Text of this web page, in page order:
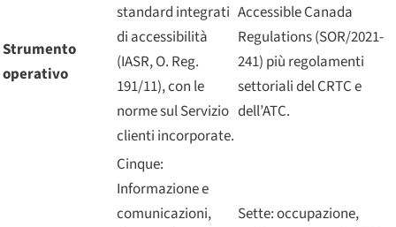
Strumento
operativo
standard integrati
di accessibilità
(IASR, O. Reg.
191/11), con le
norme sul Servizio
clienti incorporate.
Accessible Canada
Regulations (SOR/2021-
241) più regolamenti
settoriali del CRTC e
dell’ATC.
Cinque:
Informazione e
comunicazioni,
Sette: occupazione,